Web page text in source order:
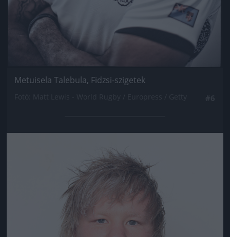
Metuisela Talebula, Fidzsi-szigetek